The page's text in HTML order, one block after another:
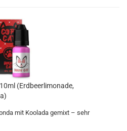
(Erdbeerlimonade,
mit Koolada gemixt – sehr